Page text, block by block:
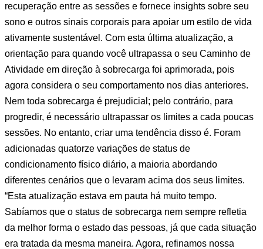
recuperação entre as sessões e fornece insights sobre seu
sono e outros sinais corporais para apoiar um estilo de vida
ativamente sustentável. Com esta última atualização, a
orientação para quando você ultrapassa o seu Caminho de
Atividade em direção à sobrecarga foi aprimorada, pois
agora considera o seu comportamento nos dias anteriores.
Nem toda sobrecarga é prejudicial; pelo contrário, para
progredir, é necessário ultrapassar os limites a cada poucas
sessões. No entanto, criar uma tendência disso é. Foram
adicionadas quatorze variações de status de
condicionamento físico diário, a maioria abordando
diferentes cenários que o levaram acima dos seus limites.
“Esta atualização estava em pauta há muito tempo.
Sabíamos que o status de sobrecarga nem sempre refletia
da melhor forma o estado das pessoas, já que cada situação
era tratada da mesma maneira. Agora, refinamos nossa